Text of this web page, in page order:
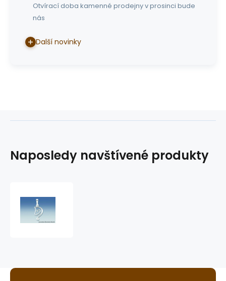
Otvírací doba kamenné prodejny v prosinci bude
nás
Další novinky
Naposledy navštívené produkty
malá